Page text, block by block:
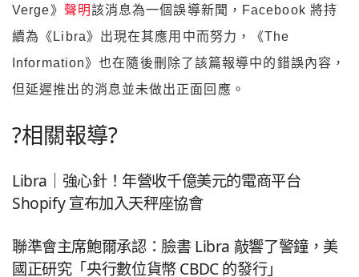
Verge》 聲明該消息為一個誤導新聞，Facebook 將持
續為《Libra》出現在其應用中而努力，《The
Information》也在隨後刪除了該篇報導中的錯誤內容，
但延遲推出的消息並未做出正面回應。
?相關報導?
Libra｜強心針！年營收千億美元的電商平台
Shopify 宣布加入天秤座協會
聯準會主席鮑爾承認：臉書 Libra 敲響了警鐘，美
國正研究「央行數位貨幣 CBDC 的發行」